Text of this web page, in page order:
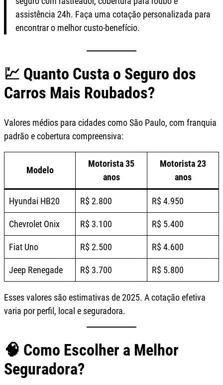
assistência 24h. Faça uma cotação personalizada para
encontrar o melhor custo-benefício.
💹 Quanto Custa o Seguro dos
Carros Mais Roubados?
Valores médios para cidades como São Paulo, com franquia
padrão e cobertura compreensiva:
Modelo
Motorista 35
anos
Motorista 23
anos
Hyundai HB20 R$ 2.800 R$ 4.950
Chevrolet Onix R$ 3.100 R$ 5.400
Fiat Uno R$ 2.500 R$ 4.600
Jeep Renegade R$ 3.700 R$ 5.800
Esses valores são estimativas de 2025. A cotação efetiva
varia por perfil, local e seguradora.
🧠 Como Escolher a Melhor
Seguradora?